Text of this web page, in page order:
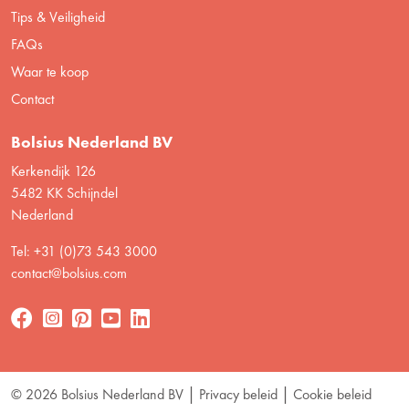
Tips & Veiligheid
FAQs
Waar te koop
Contact
Bolsius Nederland BV
Kerkendijk 126
5482 KK Schijndel
Nederland
Tel: +31 (0)73 543 3000
contact@bolsius.com
© 2026 Bolsius Nederland BV Privacy beleid Cookie beleid